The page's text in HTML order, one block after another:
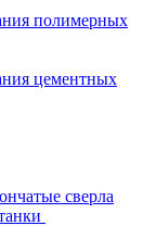
полимерных
цементных
сверла